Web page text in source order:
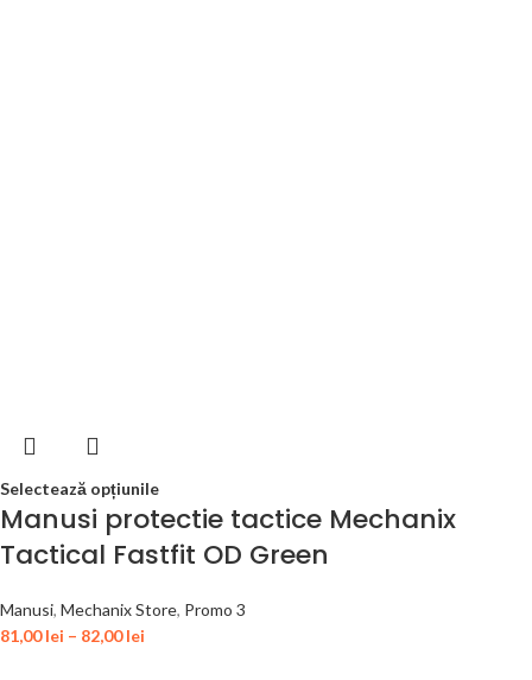
Selectează opțiunile
Manusi protectie tactice Mechanix
Tactical Fastfit OD Green
Manusi, Mechanix Store, Promo 3
81,00lei – 82,00lei